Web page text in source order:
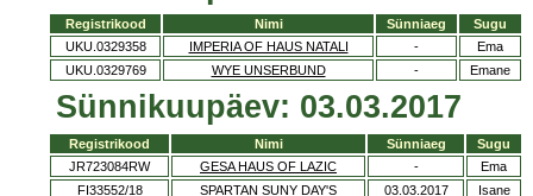
Registrikood Nimi Sünniaeg
Sugu
UKU.0329358
IMPERIA OF HAUS NATALI -
Ema
UKU.0329769
WYE UNSERBUND - Emane
Sünnikuupäev: 03.03.2017
Registrikood Nimi Sünniaeg
Sugu
JR723084RW
GESA HAUS OF LAZIC -
Ema
FI33552/18
SPARTAN SUNY DAY'S 03.03.2017 Isane